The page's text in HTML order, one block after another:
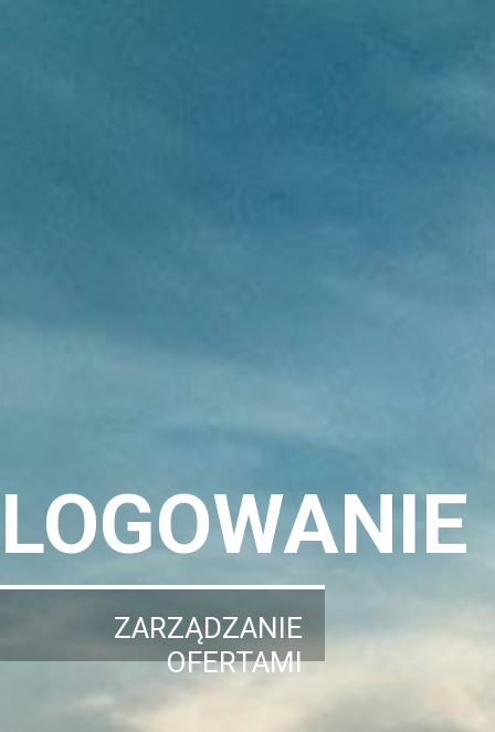
LOGOWANIE
ZARZĄDZANIE
OFERTAMI